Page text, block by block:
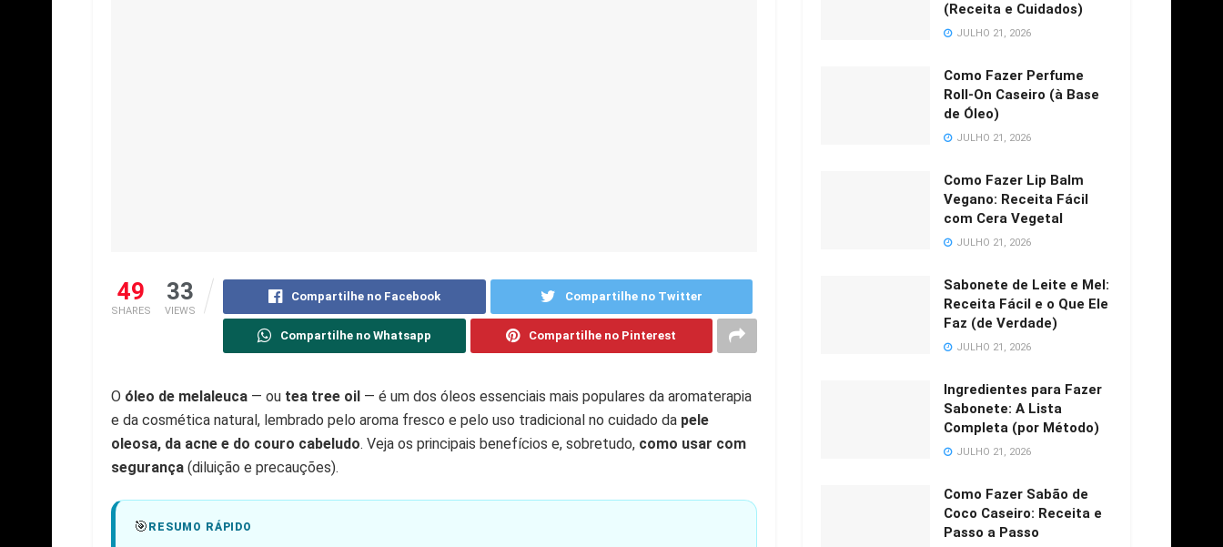
49
SHARES
33
VIEWS
Compartilhe no Facebook Compartilhe no Twitter
Compartilhe no Whatsapp Compartilhe no Pinterest
O óleo de melaleuca — ou tea tree oil — é um dos óleos essenciais mais populares da aromaterapia
e da cosmética natural, lembrado pelo aroma fresco e pelo uso tradicional no cuidado da pele
oleosa, da acne e do couro cabeludo. Veja os principais benefícios e, sobretudo, como usar com
segurança (diluição e precauções).
🎯 RESUMO RÁPIDO
(Receita e Cuidados)
JULHO 21, 2026
Como Fazer Perfume
Roll-On Caseiro (à Base
de Óleo)
JULHO 21, 2026
Como Fazer Lip Balm
Vegano: Receita Fácil
com Cera Vegetal
JULHO 21, 2026
Sabonete de Leite e Mel:
Receita Fácil e o Que Ele
Faz (de Verdade)
JULHO 21, 2026
Ingredientes para Fazer
Sabonete: A Lista
Completa (por Método)
JULHO 21, 2026
Como Fazer Sabão de
Coco Caseiro: Receita e
Passo a Passo